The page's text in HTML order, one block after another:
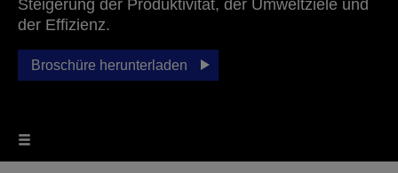
Steigerung der Produktivität, der Umweltziele und
der Effizienz.
Broschüre herunterladen